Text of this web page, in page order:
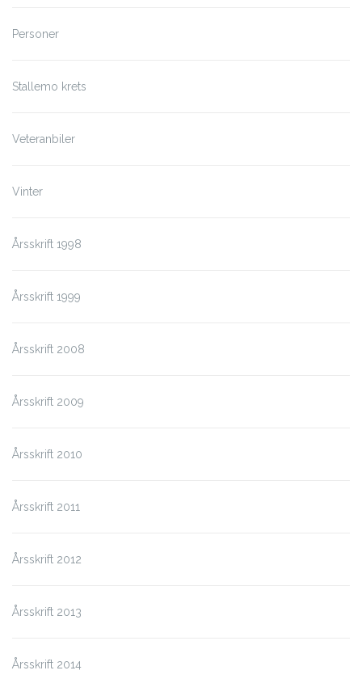
Personer
Stallemo krets
Veteranbiler
Vinter
Årsskrift 1998
Årsskrift 1999
Årsskrift 2008
Årsskrift 2009
Årsskrift 2010
Årsskrift 2011
Årsskrift 2012
Årsskrift 2013
Årsskrift 2014